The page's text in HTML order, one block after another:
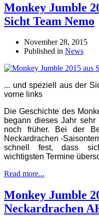
Monkey Jumble
Sicht Team Nemo
November 28, 2015
Published in News
... und speziell ausder
vorne links
Die Geschichte des
begann dieses Jahr sehr
noch früher. Bei der
Neckardrachen -
schnell fest, dass
wichtigsten Termine
Read more...
Monkey Jumble
Neckardrachen